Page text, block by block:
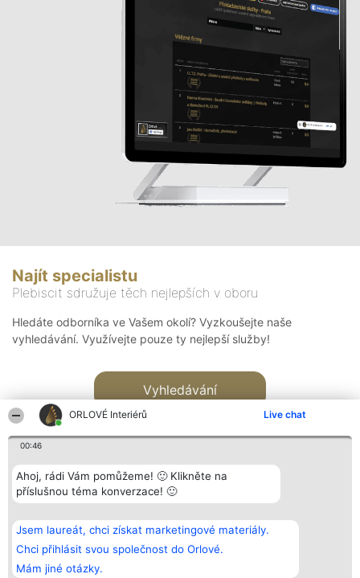
ORLOVÉ Interiérů Live chat
00:46
Ahoj, rádi Vám pomůžeme! 🙂 Klikněte na
příslušnou téma konverzace! 🙂
Jsem laureát, chci získat marketingové materiály.
Chci přihlásit svou společnost do Orlové.
Mám jiné otázky.
Najít specialistu
Plebiscit sdružuje těch nejlepších v oboru
Hledáte odborníka ve Vašem okolí? Vyzkoušejte naše
vyhledávání. Využívejte pouze ty nejlepší služby!
Vyhledávání
Bright Side Solutions sp. z o.
o. sp. k.
ul. Ruska 22
Wrocław 50-079
KRS 0000749100 | Regon
Vítězové
Seznam všech
laureátů
Zásady
Kontakt